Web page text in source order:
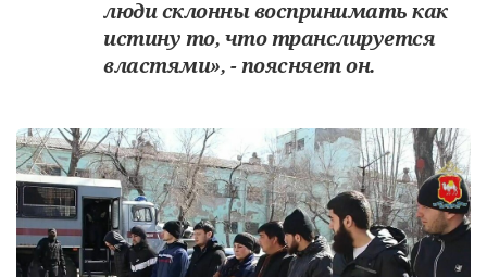
люди склонны воспринимать как
истину то, что транслируется
властями», - поясняет он.